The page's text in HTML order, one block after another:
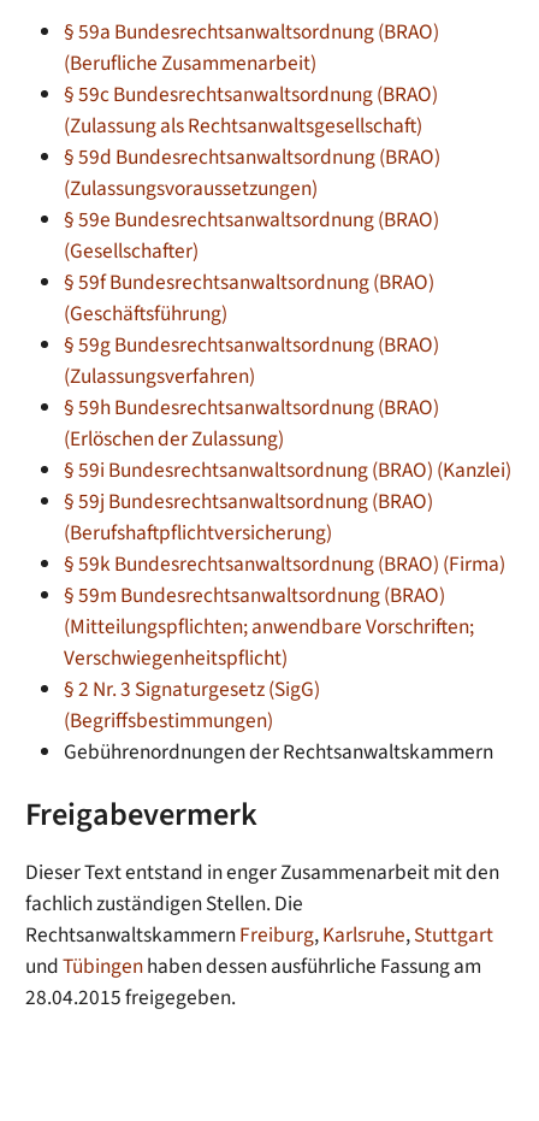
§ 59a Bundesrechtsanwaltsordnung (BRAO)
(Berufliche Zusammenarbeit)
§ 59c Bundesrechtsanwaltsordnung (BRAO)
(Zulassung als Rechtsanwaltsgesellschaft)
§ 59d Bundesrechtsanwaltsordnung (BRAO)
(Zulassungsvoraussetzungen)
§ 59e Bundesrechtsanwaltsordnung (BRAO)
(Gesellschafter)
§ 59f Bundesrechtsanwaltsordnung (BRAO)
(Geschäftsführung)
§ 59g Bundesrechtsanwaltsordnung (BRAO)
(Zulassungsverfahren)
§ 59h Bundesrechtsanwaltsordnung (BRAO)
(Erlöschen der Zulassung)
§ 59i Bundesrechtsanwaltsordnung (BRAO) (Kanzlei)
§ 59j Bundesrechtsanwaltsordnung (BRAO)
(Berufshaftpflichtversicherung)
§ 59k Bundesrechtsanwaltsordnung (BRAO) (Firma)
§ 59m Bundesrechtsanwaltsordnung (BRAO)
(Mitteilungspflichten; anwendbare Vorschriften;
Verschwiegenheitspflicht)
§ 2 Nr. 3 Signaturgesetz (SigG)
(Begriffsbestimmungen)
Gebührenordnungen der Rechtsanwaltskammern
Freigabevermerk
Dieser Text entstand in enger Zusammenarbeit mit den
fachlich zuständigen Stellen. Die
RechtsanwaltskammernFreiburg,Karlsruhe,Stuttgart
undTübingenhaben dessen ausführliche Fassung am
28.04.2015 freigegeben.